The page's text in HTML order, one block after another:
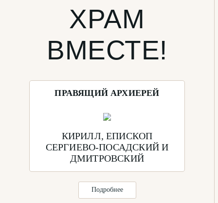
ХРАМ
ВМЕСТЕ!
ПРАВЯЩИЙ АРХИЕРЕЙ
КИРИЛЛ, ЕПИСКОП
СЕРГИЕВО-ПОСАДСКИЙ И
ДМИТРОВСКИЙ
Подробнее